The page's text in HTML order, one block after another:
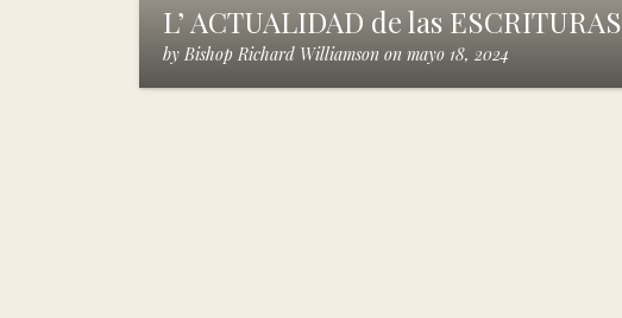
L’ ACTUALIDAD de las ESCRITURAS
by Bishop Richard Williamson on mayo 18, 2024